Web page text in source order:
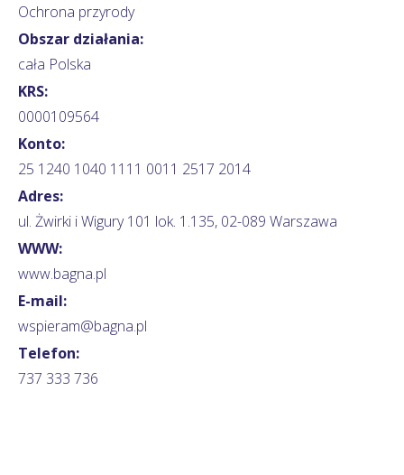
Ochrona przyrody
Obszar działania:
cała Polska
KRS:
0000109564
Konto:
25 1240 1040 1111 0011 2517 2014
Adres:
ul. Żwirki i Wigury 101 lok. 1.135, 02-089 Warszawa
WWW:
www.bagna.pl
E-mail:
wspieram@bagna.pl
Telefon:
737 333 736